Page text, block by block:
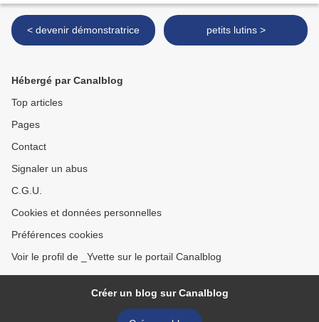
< devenir démonstratrice petits lutins >
Hébergé par Canalblog
Top articles
Pages
Contact
Signaler un abus
C.G.U.
Cookies et données personnelles
Préférences cookies
Voir le profil de _Yvette sur le portail Canalblog
Créer un blog sur Canalblog